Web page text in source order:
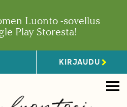
Luonto -sovellus
Play Storesta!
KIRJAUDU